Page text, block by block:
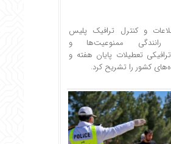
و کنترل ترافیک پلیس
رانندگی ممنوعیت‌ها و
تعطیلات پایان هفته و
کشور را تشریح کرد.